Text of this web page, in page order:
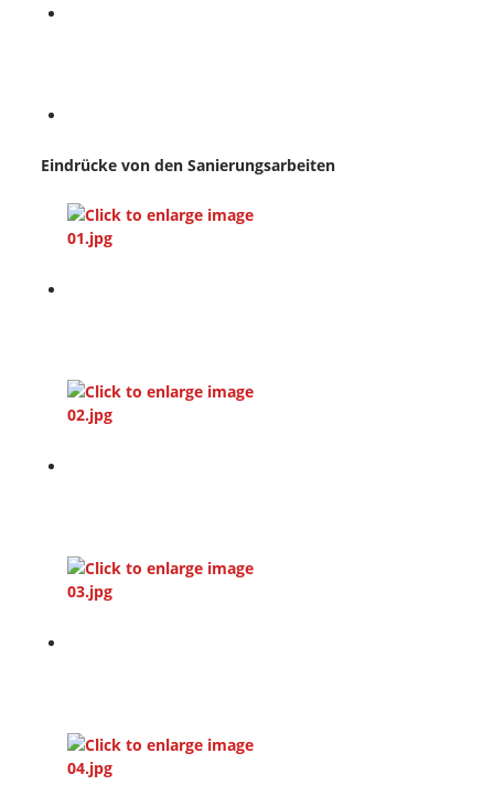
Eindrücke von den Sanierungsarbeiten